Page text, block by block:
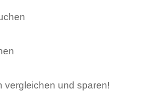
vergleichen und sparen!